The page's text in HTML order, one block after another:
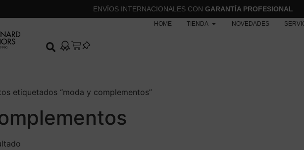
ENVÍOS INTERNACIONALES CON GARANTÍA PROFESIONAL
HOME TIENDA NOVEDADES
etiquetados “moda y complementos”